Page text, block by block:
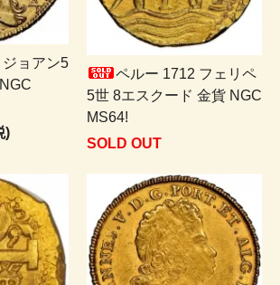
ョアン5
)
ペルー 1712 フェリペ
5世 8エスクード 金貨 NGC
MS64!
SOLD OUT